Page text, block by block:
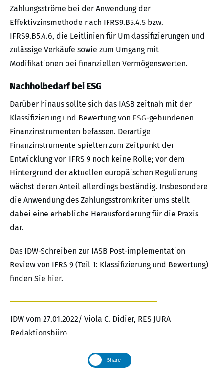
Zahlungsströme bei der Anwendung der
Effektivzinsmethode nach IFRS9.B5.4.5 bzw.
IFRS9.B5.4.6, die Leitlinien für Umklassifizierungen und
zulässige Verkäufe sowie zum Umgang mit
Modifikationen bei finanziellen Vermögenswerten.
Nachholbedarf bei ESG
Darüber hinaus sollte sich das IASB zeitnah mit der
Klassifizierung und Bewertung von ESG-gebundenen
Finanzinstrumenten befassen. Derartige
Finanzinstrumente spielten zum Zeitpunkt der
Entwicklung von IFRS 9 noch keine Rolle; vor dem
Hintergrund der aktuellen europäischen Regulierung
wächst deren Anteil allerdings beständig. Insbesondere
die Anwendung des Zahlungsstromkriteriums stellt
dabei eine erhebliche Herausforderung für die Praxis
dar.
Das IDW-Schreiben zur IASB Post-implementation
Review von IFRS 9 (Teil 1: Klassifizierung und Bewertung)
finden Sie hier.
IDW vom 27.01.2022/ Viola C. Didier, RES JURA
Redaktionsbüro
Share